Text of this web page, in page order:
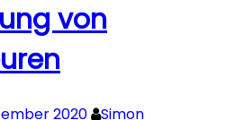
von
2020
Simon